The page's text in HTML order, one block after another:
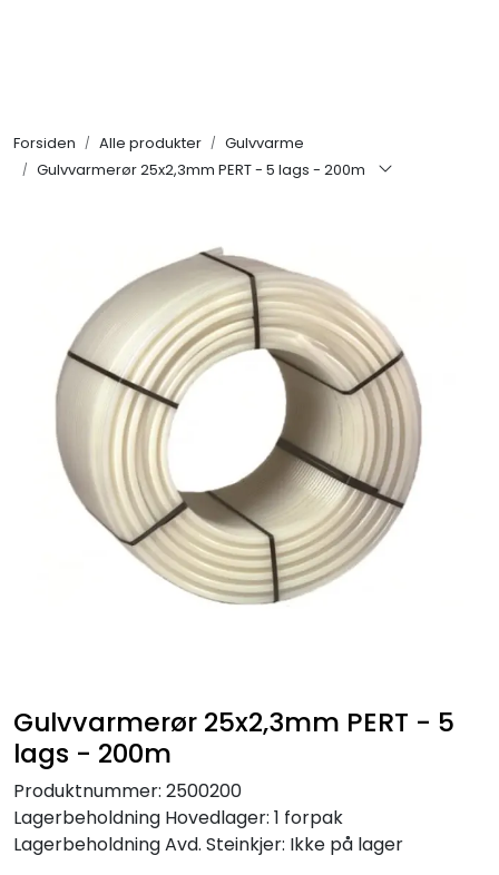
Forsiden Alle produkter
Gulvvarme
Gulvvarmerør 25x2,3mm PERT - 5 lags - 200m
Gulvvarmerør 25x2,3mm PERT - 5
lags - 200m
Produktnummer: 2500200
Lagerbeholdning Hovedlager: 1 forpak
LagerbeholdningAvd. Steinkjer: Ikke på lager
KAMPANJER
Søk om proffkundekonto
Reservedeler
Outlet
Be om tilbud